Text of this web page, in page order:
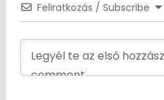
Feliratkozás / Subscribe